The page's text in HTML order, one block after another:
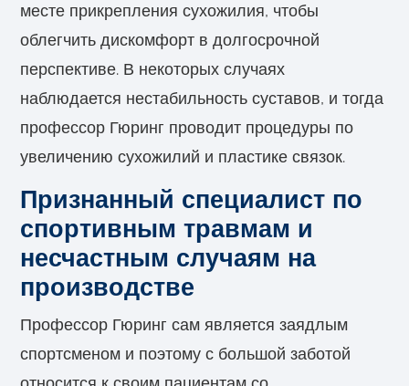
месте прикрепления сухожилия, чтобы
облегчить дискомфорт в долгосрочной
перспективе. В некоторых случаях
наблюдается нестабильность суставов, и тогда
профессор Гюринг проводит процедуры по
увеличению сухожилий и пластике связок.
Признанный специалист по
спортивным травмам и
несчастным случаям на
производстве
Профессор Гюринг сам является заядлым
спортсменом и поэтому с большой заботой